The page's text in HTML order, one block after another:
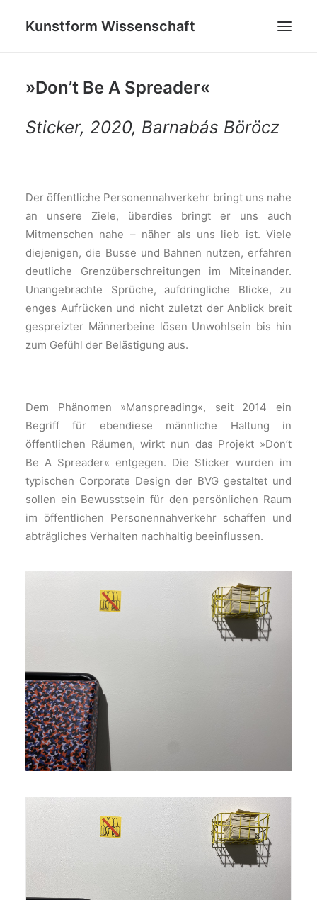
Kunstform Wissenschaft
PROJEKTE
ÜBER UNS
KONTAKT
»Don’t Be A Spreader«
Sticker, 2020, Barnabás Böröcz
Der öffentliche Personennahverkehr bringt uns nahe
an unsere Ziele, überdies bringt er uns auch
Mitmenschen nahe – näher als uns lieb ist. Viele
diejenigen, die Busse und Bahnen nutzen, erfahren
deutliche Grenzüberschreitungen im Miteinander.
Unangebrachte Sprüche, aufdringliche Blicke, zu
enges Aufrücken und nicht zuletzt der Anblick breit
gespreizter Männerbeine lösen Unwohlsein bis hin
zum Gefühl der Belästigung aus.
Dem Phänomen »Manspreading«, seit 2014 ein
Begriff für ebendiese männliche Haltung in
öffentlichen Räumen, wirkt nun das Projekt »Don’t
Be A Spreader« entgegen. Die Sticker wurden im
typischen Corporate Design der BVG gestaltet und
sollen ein Bewusstsein für den persönlichen Raum
im öffentlichen Personennahverkehr schaffen und
abträgliches Verhalten nachhaltig beeinflussen.